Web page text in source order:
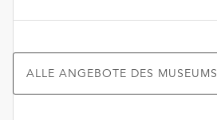
ALLE ANGEBOTE DES MUSEUMS